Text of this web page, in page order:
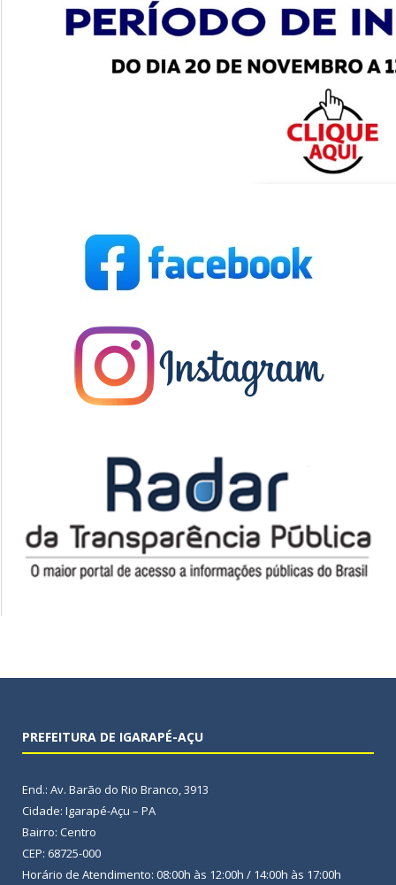
PREFEITURA DE IGARAPÉ-AÇU
End.: Av. Barão do Rio Branco, 3913
Cidade: Igarapé-Açu – PA
Bairro: Centro
CEP: 68725-000
Horário de Atendimento: 08:00h às 12:00h / 14:00h às 17:00h